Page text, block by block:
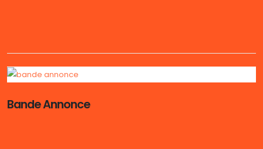
Bande Annonce